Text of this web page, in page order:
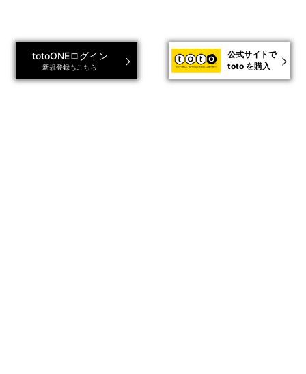
totoONEログイン
新規登録もこちら
公式サイトで
toto を購入